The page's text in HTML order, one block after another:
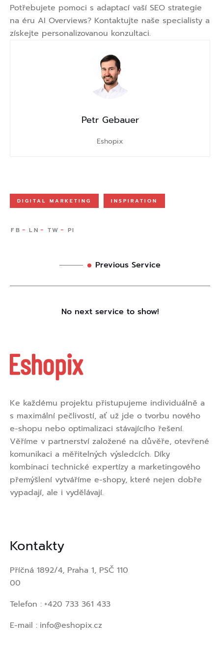
Potřebujete pomoci s adaptací vaší SEO strategie
na éru AI Overviews? Kontaktujte naše specialisty a
získejte personalizovanou konzultaci.
Petr Gebauer
Eshopix
DIGITAL MARKETING INSPIRATION
Previous Service
No next service to show!
Ke každému projektu přistupujeme individuálně a
s maximální pečlivostí, ať už jde o tvorbu nového
e-shopu nebo optimalizaci stávajícího řešení.
Věříme v partnerství založené na důvěře, otevřené
komunikaci a měřitelných výsledcích. Díky
kombinaci technické expertízy a marketingového
přemýšlení vytváříme e-shopy, které nejen dobře
vypadají, ale i vydělávají.
Kontakty
Příčná 1892/4, Praha 1, PSČ 110
00
Telefon : +420 733 361 433
E-mail : info@eshopix.cz